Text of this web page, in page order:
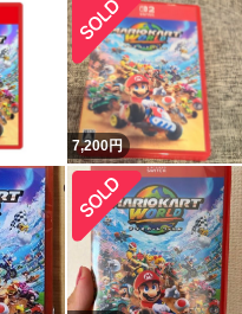
7,200円